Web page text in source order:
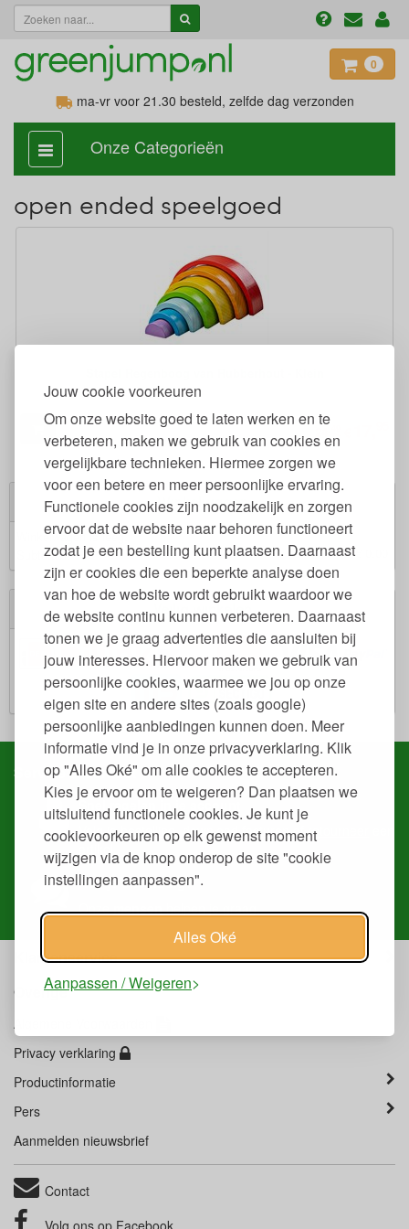
Jouw cookie voorkeuren
Om onze website goed te laten werken en te
verbeteren, maken we gebruik van cookies en
vergelijkbare technieken. Hiermee zorgen we
voor een betere en meer persoonlijke ervaring.
Functionele cookies zijn noodzakelijk en zorgen
ervoor dat de website naar behoren functioneert
zodat je een bestelling kunt plaatsen. Daarnaast
zijn er cookies die een beperkte analyse doen
van hoe de website wordt gebruikt waardoor we
de website continu kunnen verbeteren. Daarnaast
tonen we je graag advertenties die aansluiten bij
jouw interesses. Hiervoor maken we gebruik van
persoonlijke cookies, waarmee we jou op onze
eigen site en andere sites (zoals google)
persoonlijke aanbiedingen kunnen doen. Meer
informatie vind je in onze privacyverklaring. Klik
op "Alles Oké" om alle cookies te accepteren.
Kies je ervoor om te weigeren? Dan plaatsen we
uitsluitend functionele cookies. Je kunt je
cookievoorkeuren op elk gewenst moment
wijzigen via de knop onderop de site "cookie
instellingen aanpassen".
Alles Oké
Aanpassen / Weigeren
0
ma-vr voor 21.30 besteld, zelfde dag verzonden
categorie
aan,
Onze Categorieën
open ended speelgoed
Winkelwagen
Winkelwagen is leeg.
Subtotaal:
Veilig winkelen
Service & contact
Snel regelen in je account
Volg jebestelling, downloadfacturenofretourneer
artikel.
Heb je ons nodig?
Onzemensenhelpen je graag.
Klantenservice
Overige
Algemene Voorwaarden
Privacy verklaring
Productinformatie
Pers
Aanmelden nieuwsbrief
Contact
Volg ons op Facebook